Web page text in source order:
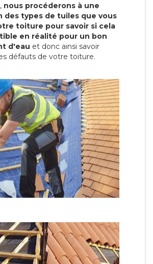
nous procéderons à une
des types de tuiles que vous
toiture pour savoir si cela
en réalité pour un bon
d'eau et donc ainsi savoir
défauts de votre toiture.